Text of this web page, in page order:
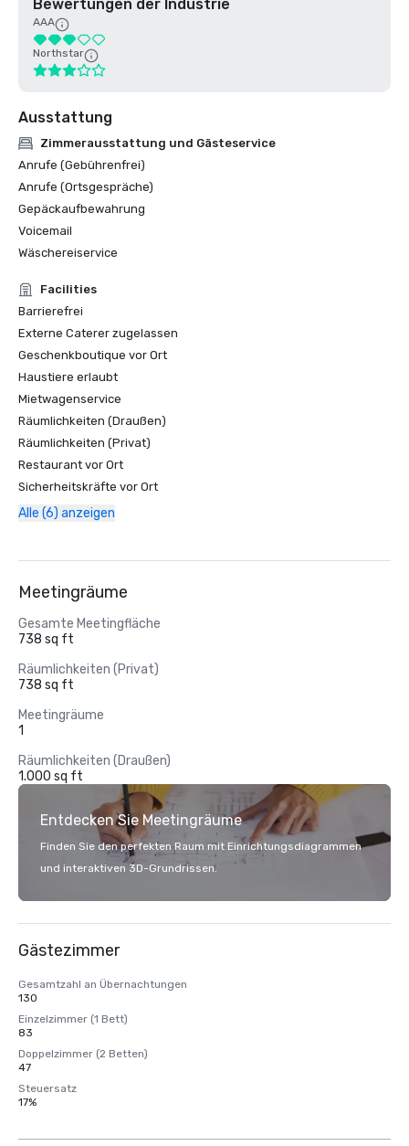
Bewertungen der Industrie
AAA
Northstar
Ausstattung
Zimmerausstattung und Gästeservice
Anrufe (Gebührenfrei)
Anrufe (Ortsgespräche)
Gepäckaufbewahrung
Voicemail
Wäschereiservice
Facilities
Barrierefrei
Externe Caterer zugelassen
Geschenkboutique vor Ort
Haustiere erlaubt
Mietwagenservice
Räumlichkeiten (Draußen)
Räumlichkeiten (Privat)
Restaurant vor Ort
Sicherheitskräfte vor Ort
Alle (6) anzeigen
Meetingräume
Gesamte Meetingfläche
738 sq ft
Räumlichkeiten (Privat)
738 sq ft
Meetingräume
1
Räumlichkeiten (Draußen)
1.000 sq ft
Entdecken Sie Meetingräume
Finden Sie den perfekten Raum mit Einrichtungsdiagrammen
und interaktiven 3D-Grundrissen.
Gästezimmer
Gesamtzahl an Übernachtungen
130
Einzelzimmer (1 Bett)
83
Doppelzimmer (2 Betten)
47
Steuersatz
17%